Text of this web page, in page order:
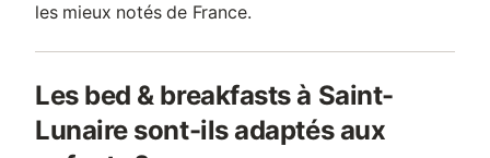
les mieux notés de France.
Les bed & breakfasts à Saint-
Lunaire sont-ils adaptés aux